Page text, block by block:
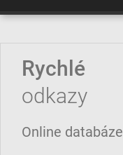
Rychlé
odkazy
Online databáze